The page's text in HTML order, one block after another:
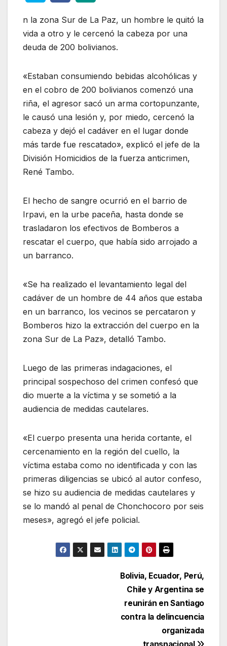
n la zona Sur de La Paz, un hombre le quitó la
vida a otro y le cercenó la cabeza por una
deuda de 200 bolivianos.
«Estaban consumiendo bebidas alcohólicas y
en el cobro de 200 bolivianos comenzó una
riña, el agresor sacó un arma cortopunzante,
le causó una lesión y, por miedo, cercenó la
cabeza y dejó el cadáver en el lugar donde
más tarde fue rescatado», explicó el jefe de la
División Homicidios de la fuerza anticrimen,
René Tambo.
El hecho de sangre ocurrió en el barrio de
Irpavi, en la urbe paceña, hasta donde se
trasladaron los efectivos de Bomberos a
rescatar el cuerpo, que había sido arrojado a
un barranco.
«Se ha realizado el levantamiento legal del
cadáver de un hombre de 44 años que estaba
en un barranco, los vecinos se percataron y
Bomberos hizo la extracción del cuerpo en la
zona Sur de La Paz», detalló Tambo.
Luego de las primeras indagaciones, el
principal sospechoso del crimen confesó que
dio muerte a la víctima y se sometió a la
audiencia de medidas cautelares.
«El cuerpo presenta una herida cortante, el
cercenamiento en la región del cuello, la
víctima estaba como no identificada y con las
primeras diligencias se ubicó al autor confeso,
se hizo su audiencia de medidas cautelares y
se lo mandó al penal de Chonchocoro por seis
meses», agregó el jefe policial.
Bolivia, Ecuador, Perú,
Chile y Argentina se
reunirán en Santiago
contra la delincuencia
organizada
transnacional